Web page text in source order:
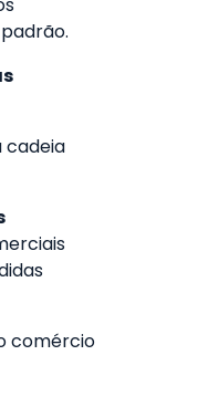
cadeia
comércio